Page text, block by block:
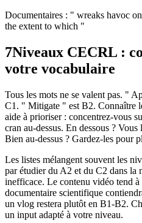
Documentaires : " wreaks havoc
the extent to which "
7Niveaux CECRL :
votre vocabulaire
Tous les mots ne se valent pas. "
C1. " Mitigate " est B2. Connaître
aide à prioriser : concentrez-vous
cran au-dessus. En dessous ?
Bien au-dessus ? Gardez-les pour
Les listes mélangent souvent les
par étudier du A2 et du C2 dans la
inefficace. Le contenu vidéo tend
documentaire scientifique
un vlog restera plutôt en B1-B2.
un input adapté à votre niveau.